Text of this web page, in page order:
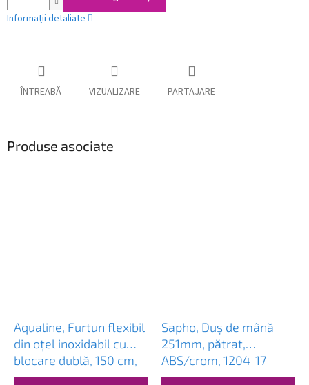
Informaţii detaliate
ÎNTREABĂ VIZUALIZARE PARTAJARE
Produse asociate
Aqualine, Furtun flexibil
din oțel inoxidabil cu
blocare dublă, 150 cm,
11073
Sapho, Duș de mână
251mm, pătrat,
ABS/crom, 1204-17